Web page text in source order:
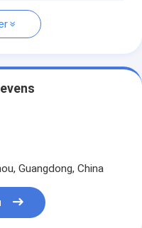
Guangdong, China